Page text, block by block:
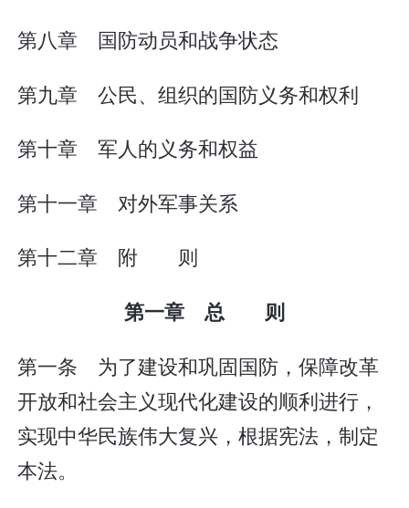
第八章 国防动员和战争状态
第九章 公民、组织的国防义务和权利
第十章 军人的义务和权益
第十一章 对外军事关系
第十二章 附 则
第一章 总 则
第一条 为了建设和巩固国防，保障改革
开放和社会主义现代化建设的顺利进行，
实现中华民族伟大复兴，根据宪法，制定
本法。